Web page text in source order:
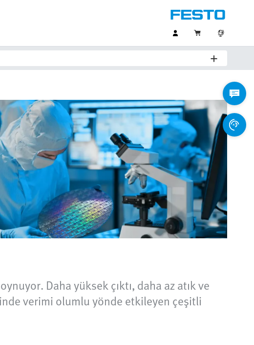
Daha yüksek çıktı, daha az atık ve
verimi olumlu yönde etkileyen çeşitli